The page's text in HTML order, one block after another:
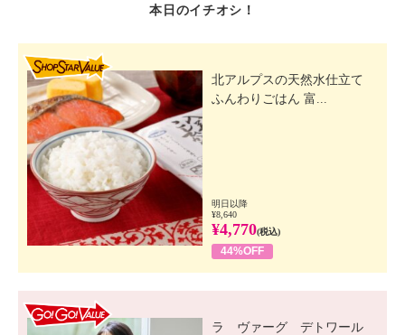
本日のイチオシ！
北アルプスの天然水仕立て
ふんわりごはん 富...
明日以降
¥8,640
¥4,770(税込)
44%OFF
ラ ヴァーグ デトワール